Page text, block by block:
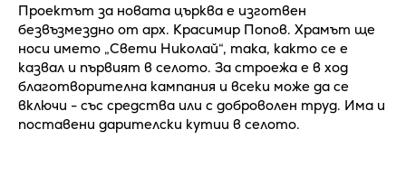
Проектът за новата църква е изготвен
безвъзмездно от арх. Красимир Попов. Храмът ще
носи името „Свети Николай“, така, както се е
казвал и първият в селото. За строежа е в ход
благотворителна кампания и всеки може да се
включи - със средства или с доброволен труд. Има и
поставени дарителски кутии в селото.